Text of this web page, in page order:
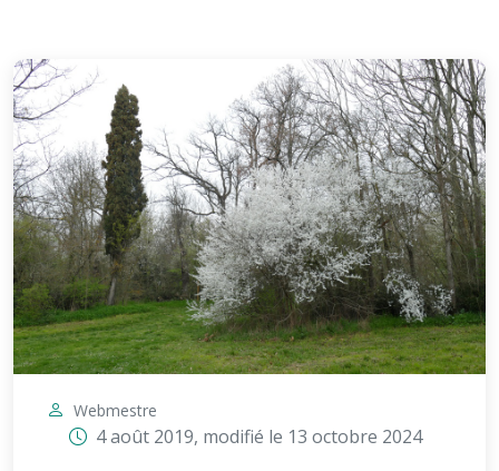
Webmestre
4 août 2019, modifié le 13 octobre 2024